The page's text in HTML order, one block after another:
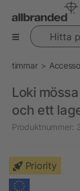
Hitta
timmar
Loki
och ett
Produktnummer:
Priority